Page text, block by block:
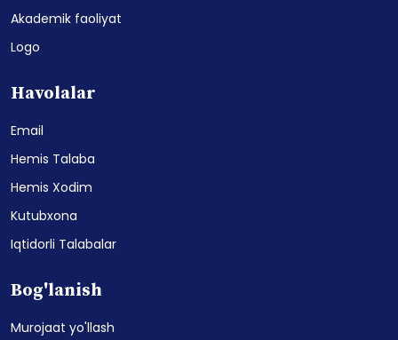
Akademik faoliyat
Logo
Havolalar
Email
Hemis Talaba
Hemis Xodim
Kutubxona
Iqtidorli Talabalar
Bog'lanish
Murojaat yo'llash